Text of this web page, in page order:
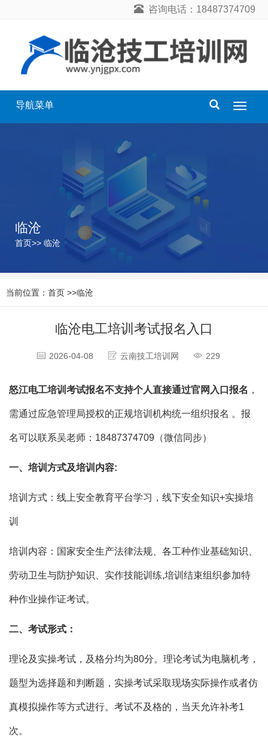
咨询电话：18487374709
导
导航菜单
临沧
首页>> 临沧
当前位置： 首页 >>临沧
临沧电工培训考试报名入口
2026-04-08 云南技工培训网 229
怒江电工培训考试报名不支持个人直接通过官网入口报名 ‌，
需通过应急管理局授权的正规培训机构统一组织报名 。报
名可以联系吴老师：18487374709（微信同步）
一、培训方式及培训内容:
培训方式：线上安全教育平台学习，线下安全知识+实操培
训
培训内容：国家安全生产法律法规、各工种作业基础知识、
劳动卫生与防护知识、实作技能训练,培训结束组织参加特
种作业操作证考试。
二、考试形式：
理论及实操考试，及格分均为80分。理论考试为电脑机考，
题型为选择题和判断题，实操考试采取现场实际操作或者仿
真模拟操作等方式进行。考试不及格的，当天允许补考1
次。